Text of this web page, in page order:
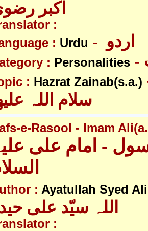
اکبر
:
: Urdu
: Personalities
: Hazrat Zainab(s.a.)
سلام اللہ
e-Rasool - Imam
- امام علی
: Ayatullah Syed
اللہ سیّد علی
: